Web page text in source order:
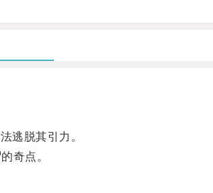
逃脱其引力。
奇点。